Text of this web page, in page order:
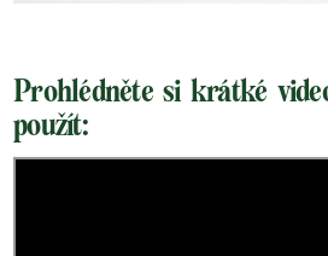
Prohlédněte si krátké
použít: